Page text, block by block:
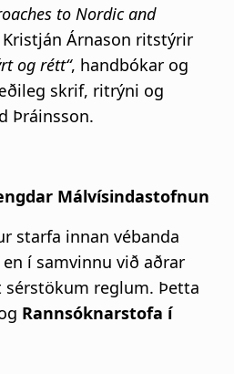
to Nordic and
Árnason ritstýrir
og rétt“, handbókar og
skrif, ritrýni og
Þráinsson.
Málvísindastofnun
starfa innan vébanda
í samvinnu við aðrar
reglum. Þetta
Rannsóknarstofa í